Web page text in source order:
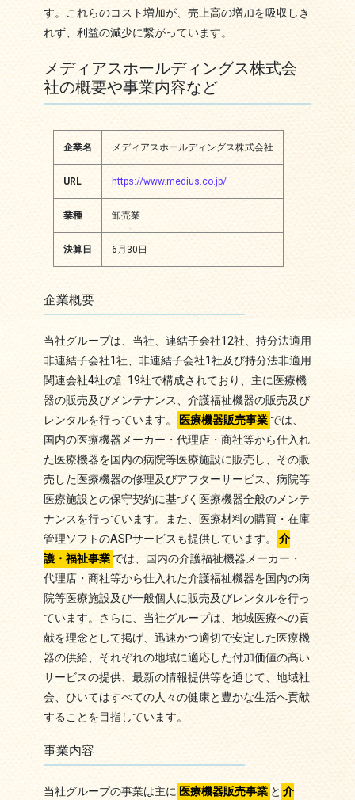
す。これらのコスト増加が、売上高の増加を吸収しき
れず、利益の減少に繋がっています。
メディアスホールディングス株式会
社の概要や事業内容など
企業名 メディアスホールディングス株式会社
URL https://www.medius.co.jp/
業種 卸売業
決算日 6月30日
企業概要
当社グループは、当社、連結子会社12社、持分法適用
非連結子会社1社、非連結子会社1社及び持分法非適用
関連会社4社の計19社で構成されており、主に医療機
器の販売及びメンテナンス、介護福祉機器の販売及び
レンタルを行っています。
医療機器販売事業 では、
国内の医療機器メーカー・代理店・商社等から仕入れ
た医療機器を国内の病院等医療施設に販売し、その販
売した医療機器の修理及びアフターサービス、病院等
医療施設との保守契約に基づく医療機器全般のメンテ
ナンスを行っています。また、医療材料の購買・在庫
管理ソフトのASPサービスも提供しています。
介
護・福祉事業 では、国内の介護福祉機器メーカー・
代理店・商社等から仕入れた介護福祉機器を国内の病
院等医療施設及び一般個人に販売及びレンタルを行っ
ています。さらに、当社グループは、地域医療への貢
献を理念として掲げ、迅速かつ適切で安定した医療機
器の供給、それぞれの地域に適応した付加価値の高い
サービスの提供、最新の情報提供等を通じて、地域社
会、ひいてはすべての人々の健康と豊かな生活へ貢献
することを目指しています。
事業内容
当社グループの事業は主に 医療機器販売事業 と 介